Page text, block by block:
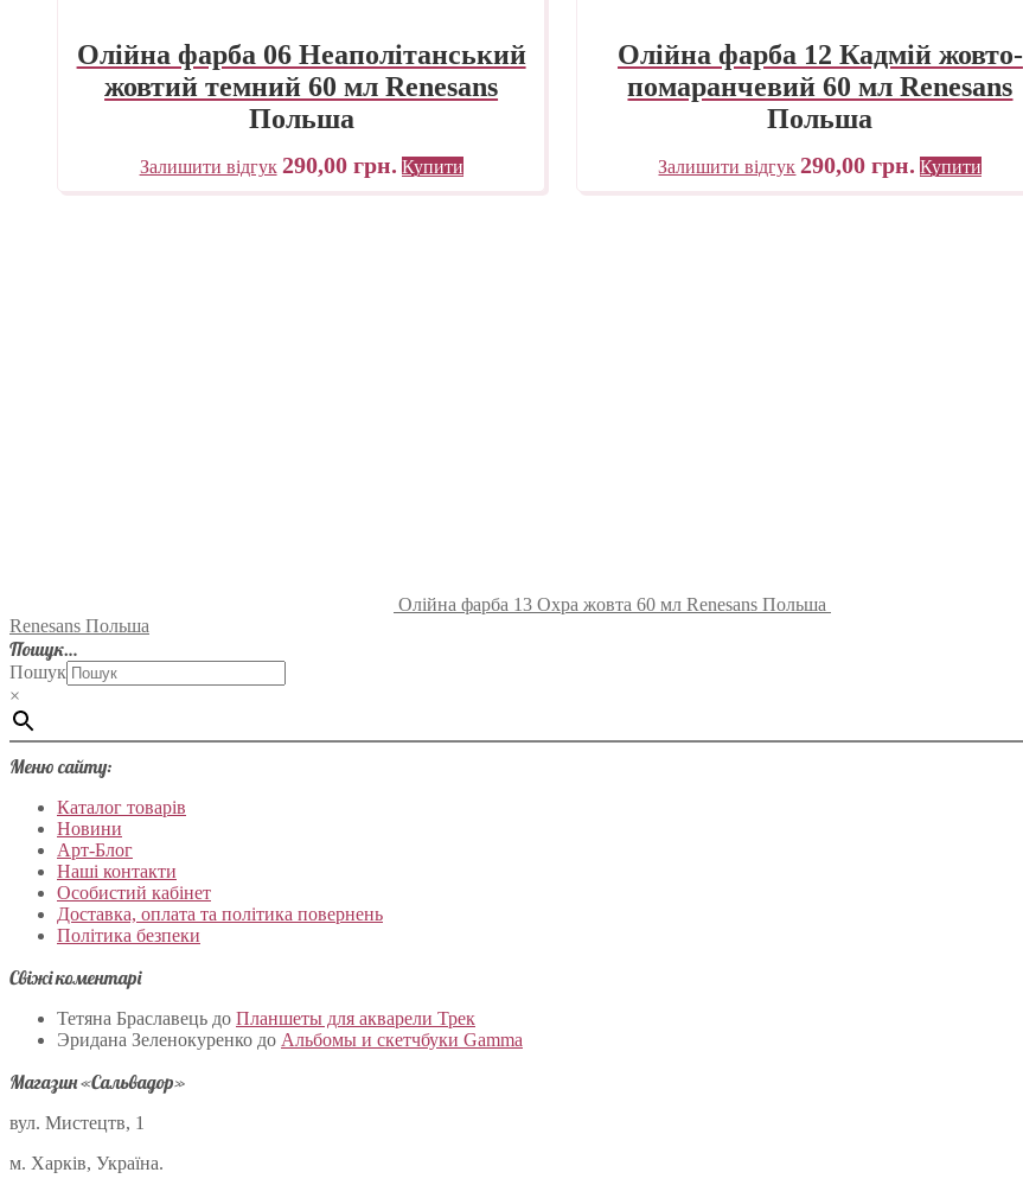
Олійна фарба 06 Неаполітанський
жовтий темний 60 мл Renesans
Польша
Залишити відгук 290,00 грн. Купити
Олійна фарба 12 Кадмій жовто-
помаранчевий 60 мл Renesans
Польша
Залишити відгук 290,00грн. Купити
Олійна фарба 13 Охра жовта 60 мл Renesans Польша
Renesans Польша
Пошук…
Пошук
×
Меню сайту:
Каталог товарів
Новини
Арт-Блог
Наші контакти
Особистий кабінет
Доставка, оплата та політика повернень
Політика безпеки
Свіжі коментарі
Тетяна Браславець до Планшеты для акварели Трек
Эридана Зеленокуренко до Альбомы и скетчбуки Gamma
Магазин «Сальвадор»
вул. Мистецтв, 1
м. Харків, Україна.